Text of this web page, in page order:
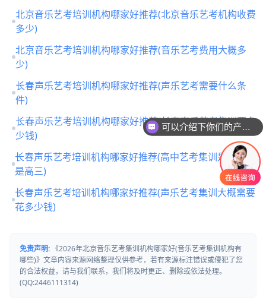
北京音乐艺考培训机构哪家好推荐(北京音乐艺考机构收费
多少)
北京音乐艺考培训机构哪家好推荐(音乐艺考费用大概多
少)
长春声乐艺考培训机构哪家好推荐(声乐艺考需要什么条
件)
长春声乐艺考培训机构哪家好推荐(长春声乐艺考集训要多
少钱)
长春声乐艺考培训机构哪家好推荐(高中艺考集训是高二还
是高三)
长春声乐艺考培训机构哪家好推荐(声乐艺考集训大概需要
花多少钱)
免责声明: 《2026年北京音乐艺考集训机构哪家好(音乐艺考集训机构有
哪些)》文章内容来源网络整理仅供参考，若有来源标注错误或侵犯了您
的合法权益，请与我们联系，我们将及时更正、删除或依法处理。
(QQ:2446111314)
可以介绍下你们的产品么
你们是怎么收费的呢